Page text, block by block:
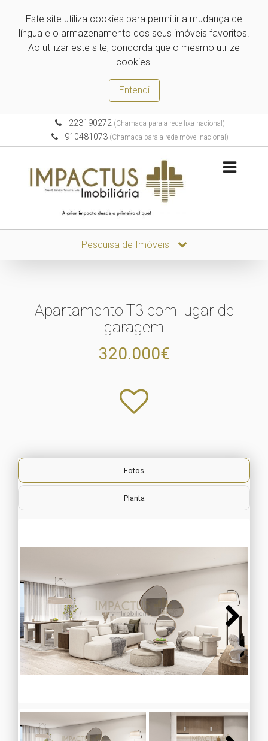
Este site utiliza cookies para permitir a mudança de
língua e o armazenamento dos seus imóveis favoritos.
Ao utilizar este site, concorda que o mesmo utilize
cookies.
Entendi
223190272(Chamada para a rede fixa nacional)
910481073 (Chamada para a rede móvel nacional)
Pesquisa de Imóveis
Apartamento T3 com lugar de
garagem
320.000€
Fotos
Planta
Next